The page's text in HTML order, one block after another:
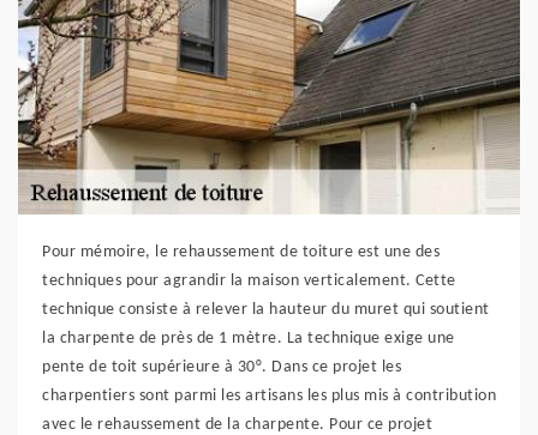
Pour mémoire, le rehaussement de toiture est une des
techniques pour agrandir la maison verticalement. Cette
technique consiste à relever la hauteur du muret qui soutient
la charpente de près de 1 mètre. La technique exige une
pente de toit supérieure à 30°. Dans ce projet les
charpentiers sont parmi les artisans les plus mis à contribution
avec le rehaussement de la charpente. Pour ce projet